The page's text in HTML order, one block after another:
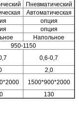
Пневматический
Автоматическая
опция
опция
Напольное
950-1150
0,6-0,7
2,0
1500*900*2000
130